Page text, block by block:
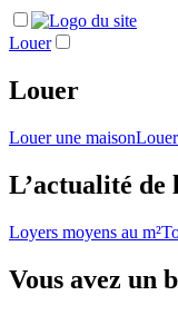
Louer
Louer
Louer une maison
L’actualité
Loyers moyens au m²
Vous avez un